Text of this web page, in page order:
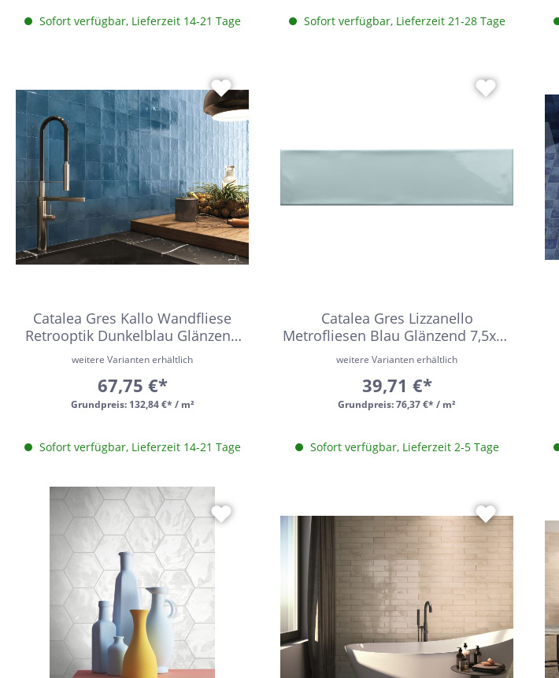
30x34
25x33
10x20
15x61
20x25
20x120
XXL Fliesen
120x260
24x150
13x25
120x280
40x120
7,5x30
120x120
40x80
15x20
45x90
7,5x45
Nach Material & Optik
Nach Form
Sofort verfügbar, Lieferzeit 14-21 Tage Sofort verfügbar, Lieferzeit 21-28 Tage
Catalea Gres Kallo Wandfliese
Retrooptik Dunkelblau Glänzend
10x10 cm
Grundpreis: 132,84 €* / m²
weitere Varianten erhältlich
67,75 €*
Sofort verfügbar, Lieferzeit 14-21 Tage
Catalea Gres Lizzanello
Metrofliesen Blau Glänzend 7,5x30
cm
Grundpreis:76,37 €* / m²
weitere Varianten erhältlich
39,71 €*
Sofort verfügbar, Lieferzeit 2-5 Tage